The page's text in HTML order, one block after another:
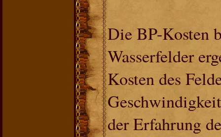
Die BP-Kosten
Wasserfelder
Kosten des
der Erfahrung